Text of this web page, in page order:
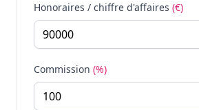
Honoraires / chiffre d'affaires (€)
Commission (%)